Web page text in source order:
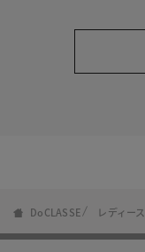
DoCLASSE レディース